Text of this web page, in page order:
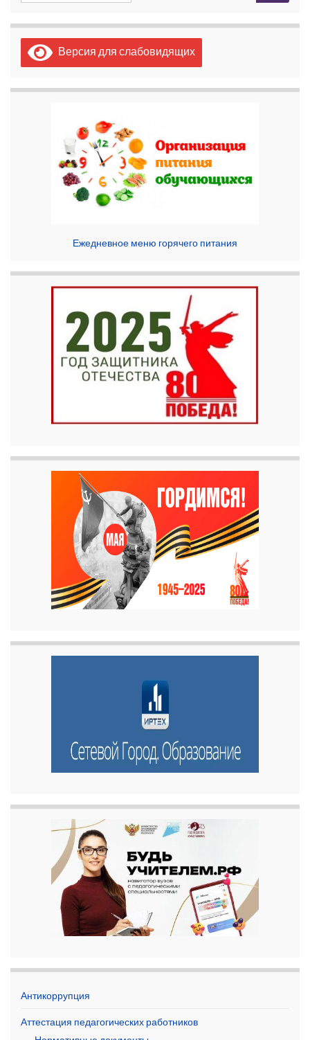
Версия для слабовидящих
Ежедневное меню горячего питания
Антикоррупция
Аттестация педагогических работников